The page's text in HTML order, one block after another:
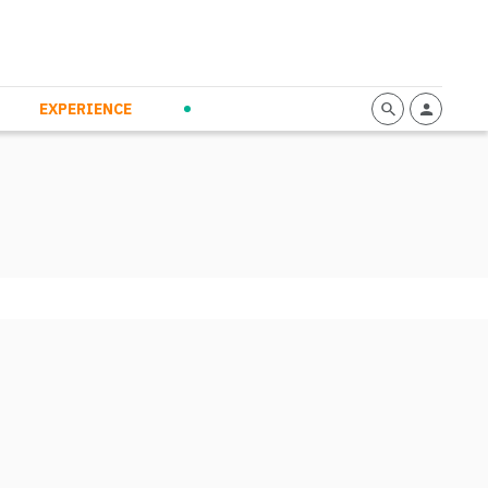
EXPERIENCE